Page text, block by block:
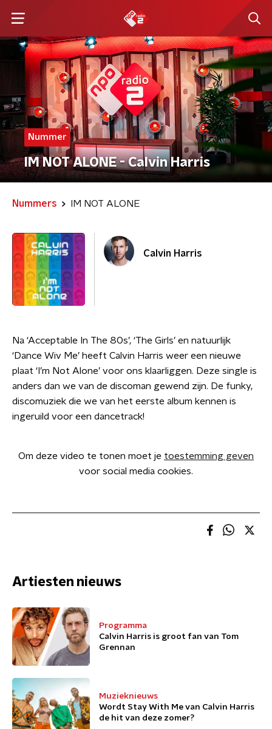
Nummer
IM NOT ALONE - Calvin Harris
Nummers IM NOT ALONE
Calvin Harris
Na ‘Acceptable In The 80s’, ‘The Girls’ en natuurlijk
‘Dance Wiv Me’ heeft Calvin Harris weer een nieuwe
plaat ‘I’m Not Alone’ voor ons klaarliggen. Deze single is
anders dan we van de discoman gewend zijn. De funky,
discomuziek die we van het eerste album kennen is
ingeruild voor een dancetrack!
Om deze video te tonen moet je toestemming geven
voor social media cookies.
Artiesten nieuws
Programma
Calvin Harris is groot fan van Tom
Grennan
Muzieknieuws
Wordt Stay With Me van Calvin Harris
de hit van deze zomer?